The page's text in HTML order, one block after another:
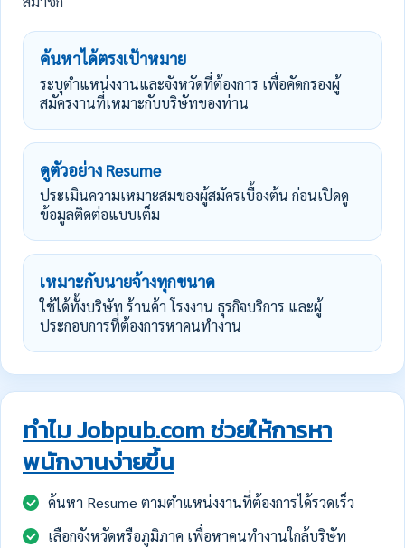
ค้นหาได้ตรงเป้าหมาย
ระบุตำแหน่งงานและจังหวัดที่ต้องการ เพื่อคัดกรองผู้
สมัครงานที่เหมาะกับบริษัทของท่าน
ดูตัวอย่าง Resume
ประเมินความเหมาะสมของผู้สมัครเบื้องต้น ก่อนเปิดดู
ข้อมูลติดต่อแบบเต็ม
เหมาะกับนายจ้างทุกขนาด
ใช้ได้ทั้งบริษัท ร้านค้า โรงงาน ธุรกิจบริการ และผู้
ประกอบการที่ต้องการหาคนทำงาน
ทำไม Jobpub.com ช่วยให้การหา
พนักงานง่ายขึ้น
ค้นหา Resume ตามตำแหน่งงานที่ต้องการได้รวดเร็ว
เลือกจังหวัดหรือภูมิภาค เพื่อหาคนทำงานใกล้บริษัท